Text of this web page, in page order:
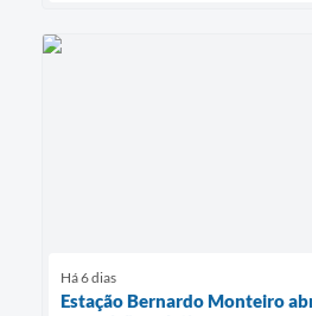
Há 6 dias
Estação Bernardo Monteiro